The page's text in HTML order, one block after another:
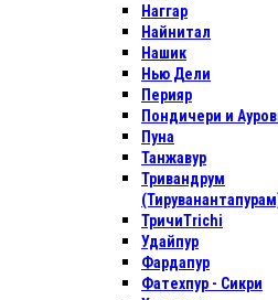
Наггар
Найнитал
Нашик
Нью Дели
Перияр
Пондичери и
Пуна
Танжавур
Тривандрум
ТричиTrichi
Удайпур
Фардапур
Фатехпур - Сикри